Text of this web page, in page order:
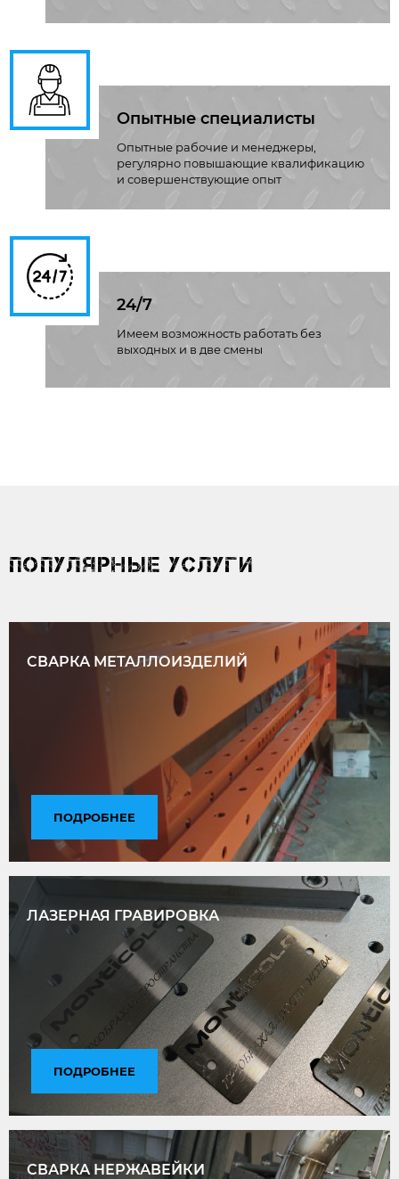
Опытные специалисты
Опытные рабочие и менеджеры,
регулярно повышающие квалификацию
и совершенствующие опыт
24/7
Имеем возможность работать без
выходных и в две смены
ПОПУЛЯРНЫЕ УСЛУГИ
СВАРКА МЕТАЛЛОИЗДЕЛИЙ
ПОДРОБНЕЕ
ЛАЗЕРНАЯ ГРАВИРОВКА
ПОДРОБНЕЕ
СВАРКА НЕРЖАВЕЙКИ